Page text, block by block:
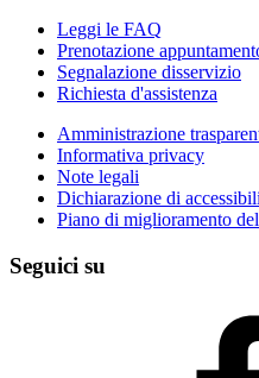
Leggi le FAQ
Prenotazione
Segnalazione disservizio
Richiesta d'assistenza
Amministrazione
Informativa privacy
Note legali
Dichiarazione di
Piano di miglioramento
Seguici su